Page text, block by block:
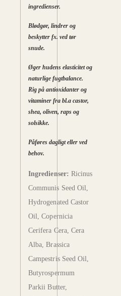
ingredienser.
Blødgør, lindrer og
beskytter fx. ved tør
snude.
Øger hudens elasticitet og
naturlige fugtbalance.
Rig på antioxidanter og
vitaminer fra bl.a castor,
shea, oliven, raps og
solsikke.
Påføres dagligt eller ved
behov.
Ingredienser: Ricinus
Communis Seed Oil,
Hydrogenated Castor
Oil, Copernicia
Cerifera Cera, Cera
Alba, Brassica
Campestris Seed Oil,
Butyrospermum
Parkii Butter,